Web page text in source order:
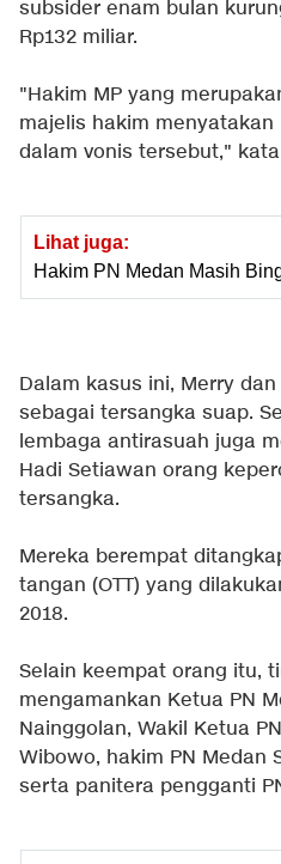
subsider enam bulan
Rp132 miliar.
"Hakim MP yang
majelis hakim menyatakan
dalam vonis tersebut,"
Lihat juga:
Hakim PN Medan Masih
Dalam kasus ini, Merry
sebagai tersangka suap.
lembaga antirasuah juga
Hadi Setiawan orang
tersangka.
Mereka berempat
tangan (OTT) yang
2018.
Selain keempat orang itu,
mengamankan Ketua PN
Nainggolan, Wakil Ketua
Wibowo, hakim PN Medan
serta panitera pengganti